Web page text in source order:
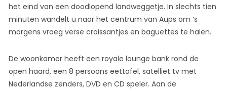
het eind van een doodlopend landweggetje. In slechts tien
minuten wandelt u naar het centrum van Aups om ‘s
morgens vroeg verse croissantjes en baguettes te halen.
De woonkamer heeft een royale lounge bank rond de
open haard, een 8 persoons eettafel, satelliet tv met
Nederlandse zenders, DVD en CD speler. Aan de